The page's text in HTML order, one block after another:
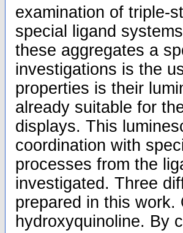
examination of triple-
special ligand
these aggregates a
investigations is the
properties is their
already suitable for
displays. This
coordination with
processes from the
investigated. Three
prepared in this
hydroxyquinoline. By